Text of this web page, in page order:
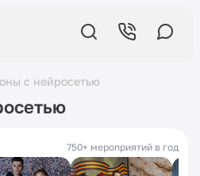
с нейросетью
года
750+ мероприятий в год